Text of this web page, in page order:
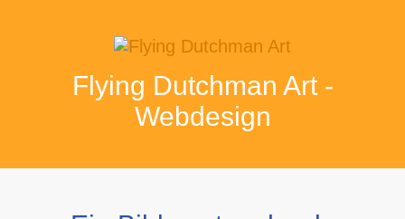
Flying Dutchman Art -
Webdesign